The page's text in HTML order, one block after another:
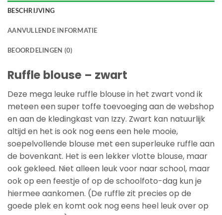
BESCHRIJVING
AANVULLENDE INFORMATIE
BEOORDELINGEN (0)
Ruffle blouse – zwart
Deze mega leuke ruffle blouse in het zwart vond ik
meteen een super toffe toevoeging aan de webshop
en aan de kledingkast van Izzy. Zwart kan natuurlijk
altijd en het is ook nog eens een hele mooie,
soepelvollende blouse met een superleuke ruffle aan
de bovenkant. Het is een lekker vlotte blouse, maar
ook gekleed. Niet alleen leuk voor naar school, maar
ook op een feestje of op de schoolfoto-dag kun je
hiermee aankomen. (De ruffle zit precies op de
goede plek en komt ook nog eens heel leuk over op